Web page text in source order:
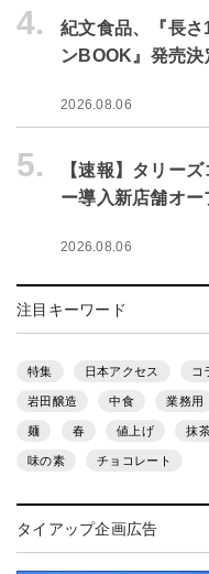
4.
紀文食品、『長
ンBOOK』発売決
2026.08.06
5.
【速報】タリー
ー導入新店舗オー
2026.08.06
注目キーワード
特集 日本アクセス コ
岩田醸造 中食 業務用
麺 春 値上げ 抹
味の素 チョコレート
タイアップ企画広告